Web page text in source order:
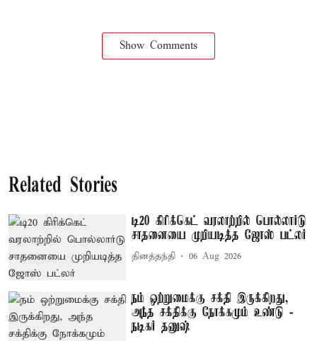
Show Comments
Related Stories
டி20 கிரிக்கெட் வரலாற்றில் பொல்லார்டு
சாதனையை முறியடித்த ஜோஸ் பட்லர்
தினத்தந்தி 06 Aug 2026
நம் ஒற்றுமைக்கு சக்தி இருக்கிறது,
அந்த சக்திக்கு நோக்கமும் உண்டு -
நடிகர் தனுஷ்